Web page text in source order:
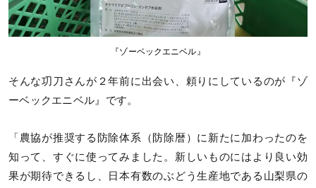
『ゾーベックエニベル』
そんな㓛刀さんが２年前に出会い、頼りにしているのが『ゾ
ーベックエニベル』です。
「農協が推奨する防除体系（防除暦）に新たに加わったのを
知って、すぐに使ってみました。新しいものにはより良い効
果が期待できるし、日本有数のぶどう生産地である山梨県の